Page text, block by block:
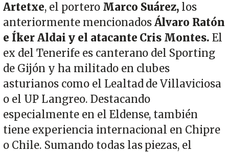
Artetxe, el portero Marco Suárez, los
anteriormente mencionadosÁlvaro Ratón
e Íker Aldai y el atacante Cris Montes. El
ex del Tenerife es canterano del Sporting
de Gijón y ha militado en clubes
asturianos como el Lealtad de Villaviciosa
o el UP Langreo. Destacando
especialmente en el Eldense, también
tiene experiencia internacional en Chipre
o Chile. Sumando todas las piezas, el